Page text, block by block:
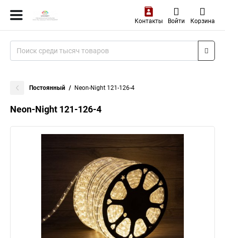
Контакты Войти Корзина
Постоянный Neon-Night 121-126-4
Neon-Night 121-126-4